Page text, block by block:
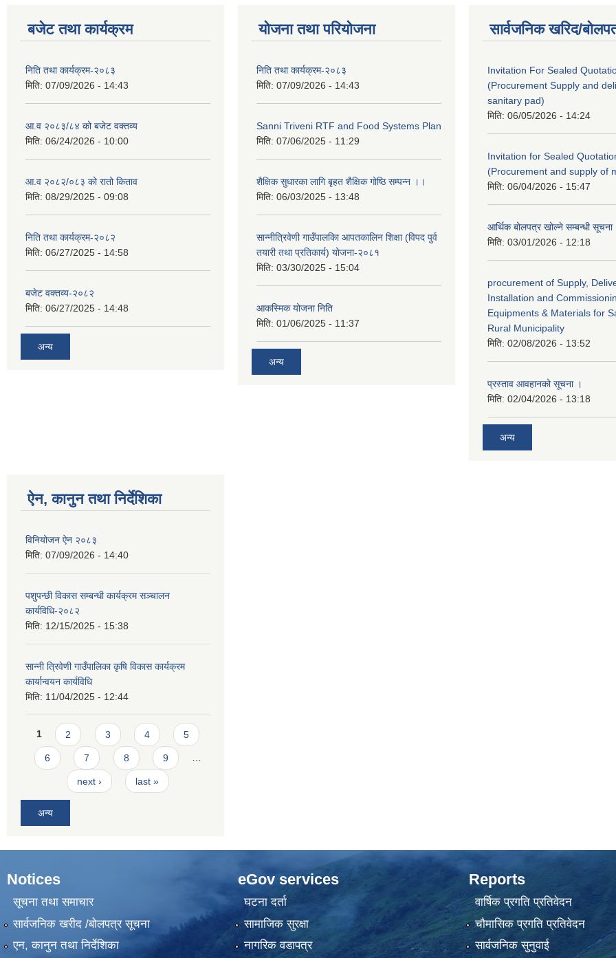
बजेट तथा कार्यक्रम
निति तथा कार्यक्रम-२०८३
मिति: 07/09/2026 - 14:43
आ.व २०८३/८४ को बजेट वक्तव्य
मिति: 06/24/2026 - 10:00
आ.व २०८२/०८३ को रातो किताव
मिति: 08/29/2025 - 09:08
निति तथा कार्यक्रम-२०८२
मिति: 06/27/2025 - 14:58
बजेट वक्तव्य-२०८२
मिति: 06/27/2025 - 14:48
अन्य
योजना तथा परियोजना
निति तथा कार्यक्रम-२०८३
मिति: 07/09/2026 - 14:43
Sanni Triveni RTF and Food Systems Plan
मिति: 07/06/2025 - 11:29
शैक्षिक सुधारका लागि बृहत शैक्षिक गोष्ठि सम्पन्न ।।
मिति: 06/03/2025 - 13:48
सान्नीत्रिवेणी गाउँपालकिा आपतकालिन शिक्षा (विपद पुर्व
तयारी तथा प्रतिकार्य) योजना-२०८१
मिति: 03/30/2025 - 15:04
आकस्मिक योजना निति
मिति: 01/06/2025 - 11:37
अन्य
सार्वजनिक खरिद/
Invitation For Sealed
(Procurement Supply and
sanitary pad)
मिति: 06/05/2026 - 14:24
Invitation for Sealed
(Procurement and supply of
मिति: 06/04/2026 - 15:47
आर्थिक बोलपत्र खोल्ने सम्बन्धी
मिति: 03/01/2026 - 12:18
procurement of Supply,
Installation and
Equipments & Materials for
Rural Municipality
मिति: 02/08/2026 - 13:52
प्रस्ताव आवहानको सूचना ।
मिति: 02/04/2026 - 13:18
अन्य
ऐन, कानुन तथा निर्देशिका
विनियोजन ऐन २०८३
मिति: 07/09/2026 - 14:40
पशुपन्छी विकास सम्बन्धी कार्यक्रम सञ्चालन
कार्यविधि-२०८२
मिति: 12/15/2025 - 15:38
सान्नी त्रिवेणी गाउँपालिका कृषि विकास कार्यक्रम
कार्यान्वयन कार्यविधि
मिति: 11/04/2025 - 12:44
Pages
1 2 3 4 5
6 7 8 9 …
next › last »
अन्य
Notices
सूचना तथा समाचार
सार्वजनिक खरीद /बोलपत्र सूचना
एन, कानुन तथा निर्देशिका
eGov services
घटना दर्ता
सामाजिक सुरक्षा
नागरिक वडापत्र
Reports
वार्षिक प्रगति प्रतिवेदन
चौमासिक प्रगति प्रतिवेदन
सार्वजनिक सुनुवाई